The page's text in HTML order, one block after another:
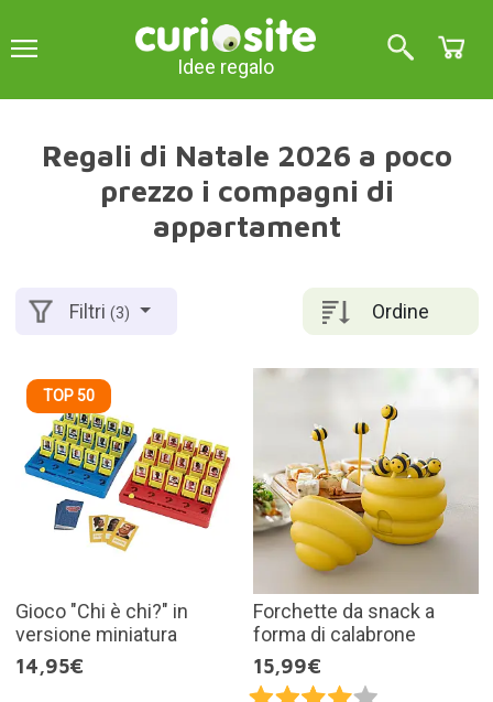
Idee regalo
Regali di Natale 2026 a poco
prezzo i compagni di
appartament
Ordine
Filtri(3)
TOP 50
Gioco "Chi è chi?" in
versione miniatura
14,95€
Forchette da snack a
forma di calabrone
15,99€